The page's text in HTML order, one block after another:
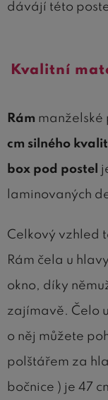
dávájí této
Kvalitní
Rám manželské
cm silného
box pod postel
laminovaných
Celkový vzhled
Rám čela u
okno, díky
zajímavě. Čelo
o něj můžete
polštářem za
bočnice ) je 47